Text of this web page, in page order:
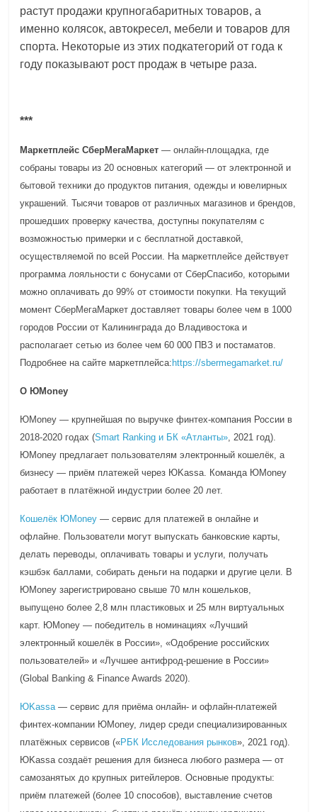
растут продажи крупногабаритных товаров, а
именно колясок, автокресел, мебели и товаров для
спорта. Некоторые из этих подкатегорий от года к
году показывают рост продаж в четыре раза.
***
Маркетплейс СберМегаМаркет — онлайн-площадка, где
собраны товары из 20 основных категорий — от электронной и
бытовой техники до продуктов питания, одежды и ювелирных
украшений. Тысячи товаров от различных магазинов и брендов,
прошедших проверку качества, доступны покупателям с
возможностью примерки и с бесплатной доставкой,
осуществляемой по всей России. На маркетплейсе действует
программа лояльности с бонусами от СберСпасибо, которыми
можно оплачивать до 99% от стоимости покупки. На текущий
момент СберМегаМаркет доставляет товары более чем в 1000
городов России от Калининграда до Владивостока и
располагает сетью из более чем 60 000 ПВЗ и постаматов.
Подробнее на сайте маркетплейса: https://sbermegamarket.ru/
О ЮMoney
ЮMoney — крупнейшая по выручке финтех-компания России в
2018-2020 годах (Smart Ranking и БК «Атланты» , 2021 год).
ЮMoney предлагает пользователям электронный кошелёк, а
бизнесу — приём платежей через ЮKassa. Команда ЮMoney
работает в платёжной индустрии более 20 лет.
Кошелёк ЮMoney — сервис для платежей в онлайне и
офлайне. Пользователи могут выпускать банковские карты,
делать переводы, оплачивать товары и услуги, получать
кэшбэк баллами, собирать деньги на подарки и другие цели. В
ЮMoney зарегистрировано свыше 70 млн кошельков,
выпущено более 2,8 млн пластиковых и 25 млн виртуальных
карт. ЮMoney — победитель в номинациях «Лучший
электронный кошелёк в России», «Одобрение российских
пользователей» и «Лучшее антифрод-решение в России»
(Global Banking & Finance Awards 2020).
ЮKassa — сервис для приёма онлайн- и офлайн-платежей
финтех-компании ЮMoney, лидер среди специализированных
платёжных сервисов («РБК Исследования рынков», 2021 год).
ЮKassa создаёт решения для бизнеса любого размера — от
самозанятых до крупных ритейлеров. Основные продукты:
приём платежей (более 10 способов), выставление счетов